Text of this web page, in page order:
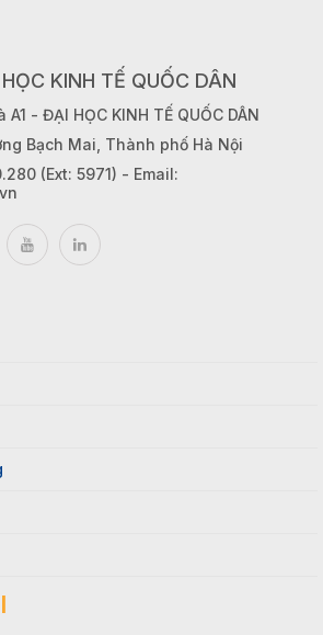
KINH TẾ QUỐC DÂN
- ĐẠI HỌC KINH TẾ QUỐC DÂN
Bạch Mai, Thành phố Hà Nội
(Ext: 5971) - Email: